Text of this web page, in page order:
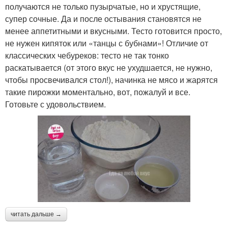
получаются не только пузырчатые, но и хрустящие,
супер сочные. Да и после остывания становятся не
менее аппетитными и вкусными. Тесто готовится просто,
не нужен кипяток или «танцы с бубнами»! Отличие от
классических чебуреков: тесто не так тонко
раскатывается (от этого вкус не ухудшается, не нужно,
чтобы просвечивался стол!), начинка не мясо и жарятся
такие пирожки моментально, вот, пожалуй и все.
Готовьте с удовольствием.
читать дальше →